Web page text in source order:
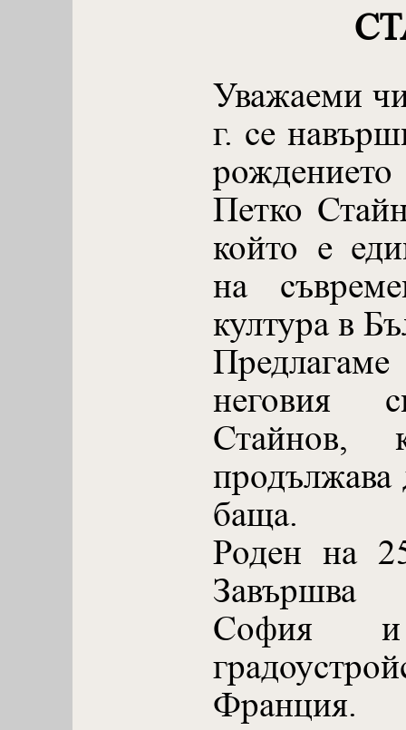
Уважаеми
г. се
Петко
който е
на
култура в
неговия
Стайнов,
продължава
баща.
Роден на
Завършва
София и
Франция.